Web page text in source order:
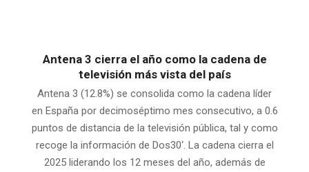
Antena 3 cierra el año como la cadena de
televisión más vista del país
Antena 3 (12.8%) se consolida como la cadena líder
en España por decimoséptimo mes consecutivo, a 0.6
puntos de distancia de la televisión pública, tal y como
recoge la información de Dos30‘. La cadena cierra el
2025 liderando los 12 meses del año, además de